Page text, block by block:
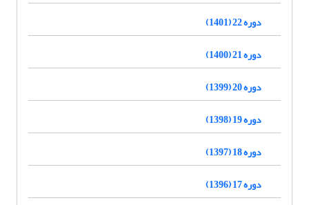
دوره 22 (1401)
دوره 21 (1400)
دوره 20 (1399)
دوره 19 (1398)
دوره 18 (1397)
دوره 17 (1396)